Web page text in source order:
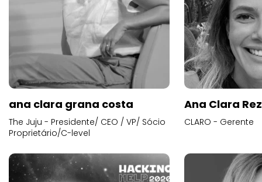
ana clara grana costa
The Juju - Presidente/ CEO / VP/ Sócio
Proprietário/C-level
Ana Clara
CLARO - Gerente